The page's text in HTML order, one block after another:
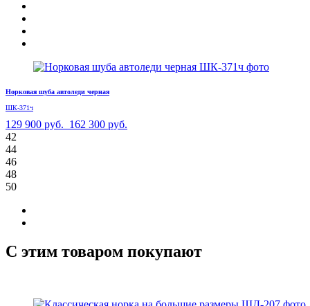
Норковая шуба автоледи черная
ШК-371ч
129 900 руб. 162 300 руб.
42
44
46
48
50
С этим товаром покупают